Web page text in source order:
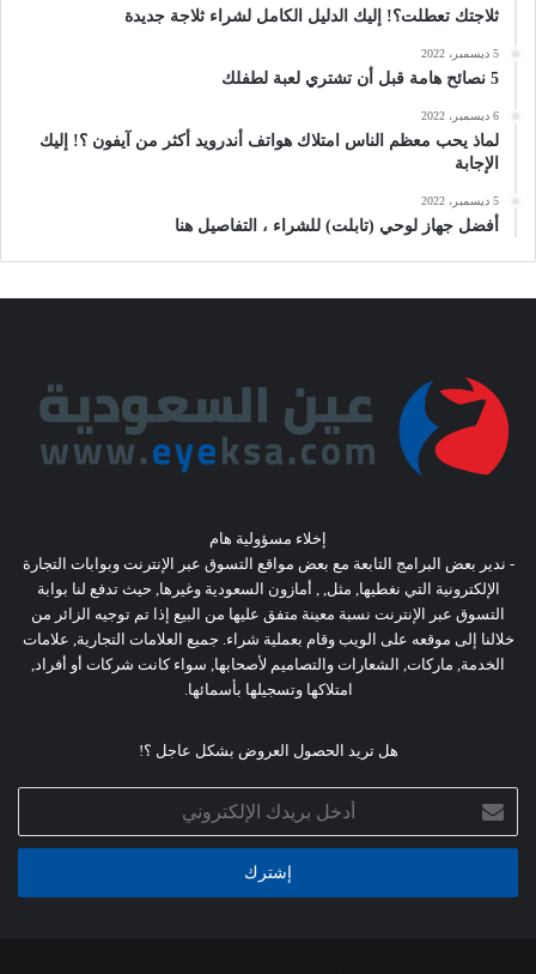
ثلاجتك تعطلت؟! إليك الدليل الكامل لشراء ثلاجة جديدة
5 ديسمبر، 2022
5 نصائح هامة قبل أن تشتري لعبة لطفلك
6 ديسمبر، 2022
لماذ يحب معظم الناس امتلاك هواتف أندرويد أكثر من آيفون ؟! إليك
الإجابة
5 ديسمبر، 2022
أفضل جهاز لوحي (تابلت) للشراء ، التفاصيل هنا
إخلاء مسؤولية هام
- ندير بعض البرامج التابعة مع بعض مواقع التسوق عبر الإنترنت وبوابات التجارة
الإلكترونية التي نغطيها, مثل, , أمازون السعودية وغيرها, حيث تدفع لنا بوابة
التسوق عبر الإنترنت نسبة معينة متفق عليها من البيع إذا تم توجيه الزائر من
خلالنا إلى موقعه على الويب وقام بعملية شراء. جميع العلامات التجارية, علامات
الخدمة, ماركات, الشعارات والتصاميم لأصحابها, سواء كانت شركات أو أفراد,
امتلاكها وتسجيلها بأسمائها.
هل تريد الحصول العروض بشكل عاجل ؟!
بريدك
الإلكتروني